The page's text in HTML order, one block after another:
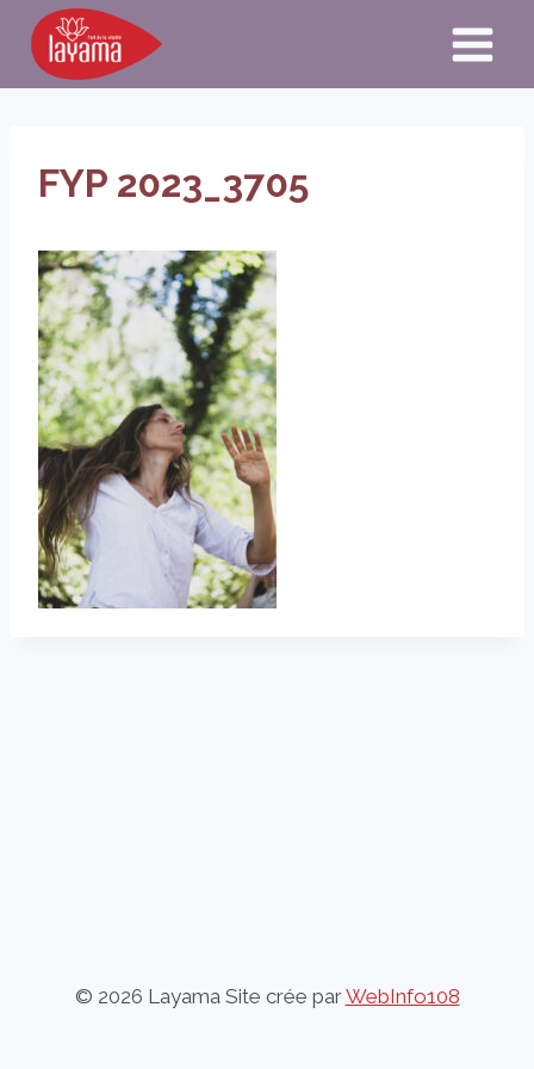
Aller
contenu
FYP 2023_3705
© 2026 Layama Site crée parWebInfo108